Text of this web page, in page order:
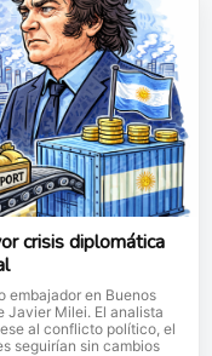
crisis diplomática
embajador en Buenos
Javier Milei. El analista
al conflicto político, el
seguirían sin cambios